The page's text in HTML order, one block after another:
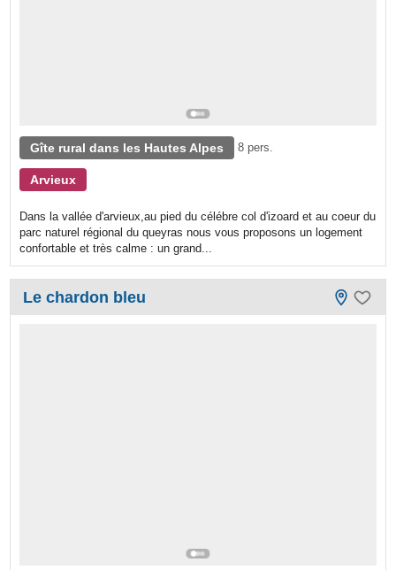
Gîte rural dans les Hautes Alpes 8 pers.
Arvieux
Dans la vallée d'arvieux,au pied du célébre col d'izoard et au coeur du
parc naturel régional du queyras nous vous proposons un logement
confortable et très calme : un grand...
Le chardon bleu